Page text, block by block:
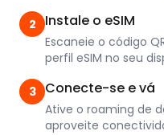
2 Instale o eSIM
Escaneie o código
perfil eSIM no seu
3 Conecte-se e vá
Ative o roaming de
aproveite